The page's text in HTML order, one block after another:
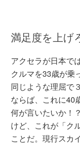
満足度を上げ
アクセラが日本で
クルマを33歳が乗
同じような理屈で
ならば、これに40
何が言いたいか！
けど、これが「ク
ことだ。現行スカ